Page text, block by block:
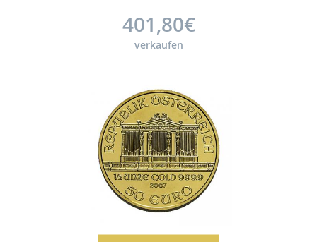
401,80€
verkaufen